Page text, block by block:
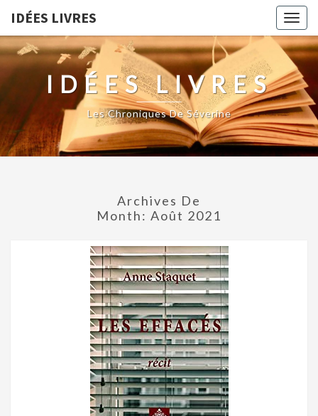
IDÉES LIVRES
IDÉES LIVRES
Les Chroniques De Séverine
Archives De
Month: Août 2021